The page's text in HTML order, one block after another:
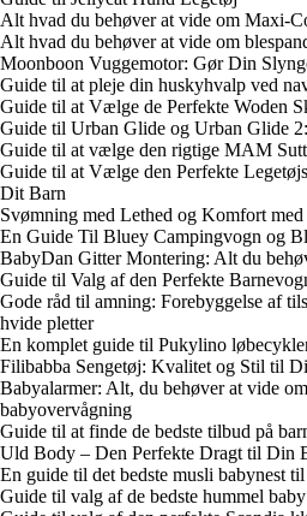
Alt hvad du behøver at vide om Maxi-
Alt hvad du behøver at vide om
Moonboon Vuggemotor: Gør Din
Guide til at pleje din huskyhvalp ved
Guide til at Vælge de Perfekte Woden
Guide til Urban Glide og Urban Glide
Guide til at vælge den rigtige MAM
Guide til at Vælge den Perfekte
Dit Barn
Svømning med Lethed og Komfort
En Guide Til Bluey Campingvogn og
BabyDan Gitter Montering: Alt du
Guide til Valg af den Perfekte
Gode råd til amning: Forebyggelse af
hvide pletter
En komplet guide til Pukylino
Filibabba Sengetøj: Kvalitet og Stil til
Babyalarmer: Alt, du behøver at vide
babyovervågning
Guide til at finde de bedste tilbud på
Uld Body – Den Perfekte Dragt til Din
En guide til det bedste musli babynest
Guide til valg af de bedste hummel